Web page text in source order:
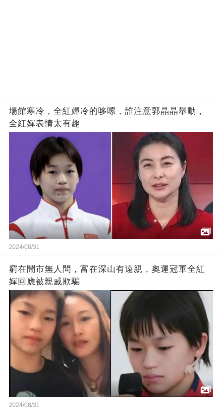
場館寒冷，全紅嬋冷的哆嗦，誰注意郭晶晶舉動，
全紅嬋表情太有趣
2024/08/31
窮在鬧市無人問，富在深山有遠親，奧運冠軍全紅
嬋回應被親戚欺騙
2024/08/31